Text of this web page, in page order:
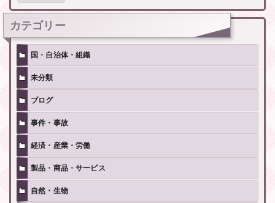
記
事
カテゴリー
国・自治体・組織
未分類
ブログ
事件・事故
経済・産業・労働
製品・商品・サービス
自然・生物